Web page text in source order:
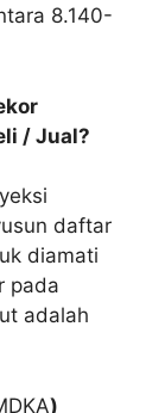
8.140-
/ Jual?
daftar
diamati
pada
adalah
)